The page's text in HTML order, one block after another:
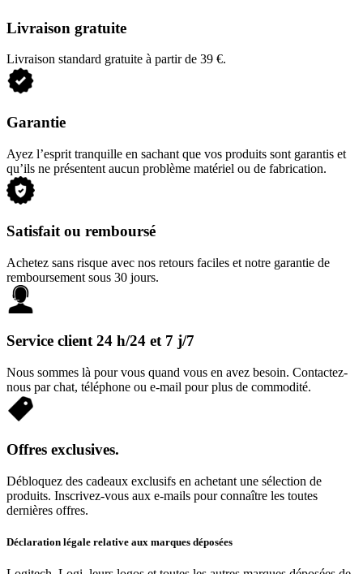
Livraison gratuite
Livraison standard gratuite à partir de 39 €.
Garantie
Ayez l’esprit tranquille en sachant que vos produits sont garantis et
qu’ils ne présentent aucun problème matériel ou de fabrication.
Satisfait ou remboursé
Achetez sans risque avec nos retours faciles et notre garantie de
remboursement sous 30 jours.
Service client 24 h/24 et 7 j/7
Nous sommes là pour vous quand vous en avez besoin. Contactez-
nous par chat, téléphone ou e-mail pour plus de commodité.
Offres exclusives.
Débloquez des cadeaux exclusifs en achetant une sélection de
produits. Inscrivez-vous aux e-mails pour connaître les toutes
dernières offres.
Déclaration légale relative aux marques déposées